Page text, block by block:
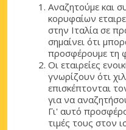
Αναζητούμε και
κορυφαίων
στην Ιταλία σε
σημαίνει ότι
προσφέρουμε τη
Οι εταιρείες
γνωρίζουν ότι
επισκέπτονται
για να
Γι' αυτό
τιμές τους στον